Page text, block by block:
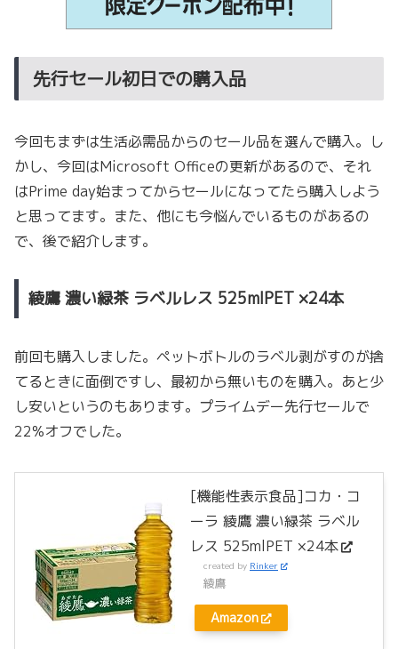
先行セール初日での購入品
今回もまずは生活必需品からのセール品を選んで購入。し
かし、今回はMicrosoft Officeの更新があるので、それ
はPrime day始まってからセールになってたら購入しよう
と思ってます。また、他にも今悩んでいるものがあるの
で、後で紹介します。
綾鷹 濃い緑茶 ラベルレス 525mlPET ×24本
前回も購入しました。ペットボトルのラベル剥がすのが捨
てるときに面倒ですし、最初から無いものを購入。あと少
し安いというのもあります。プライムデー先行セールで
22%オフでした。
[機能性表示食品]コカ・コ
ーラ 綾鷹 濃い緑茶 ラベル
レス 525mlPET ×24本
created by Rinker
綾鷹
Amazon